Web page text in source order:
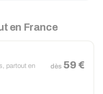
en France
partout en
dès 59 €